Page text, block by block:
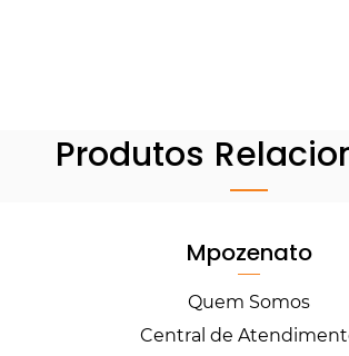
Produtos
Mpozenato
Quem Somos
Central de